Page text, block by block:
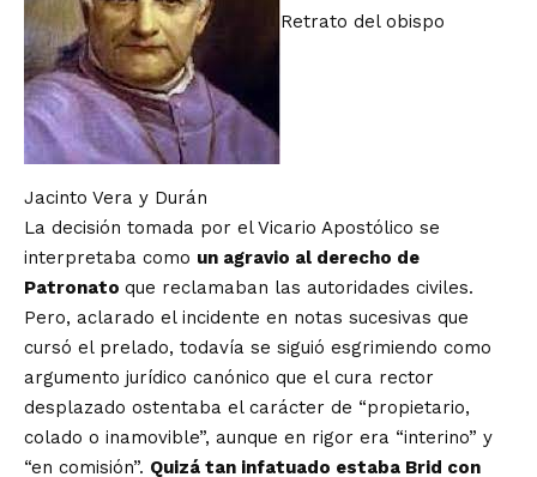
Retrato del obispo
Jacinto Vera y Durán
La decisión tomada por el Vicario Apostólico se
interpretaba como un agravio al derecho de
Patronato que reclamaban las autoridades civiles.
Pero, aclarado el incidente en notas sucesivas que
cursó el prelado, todavía se siguió esgrimiendo como
argumento jurídico canónico que el cura rector
desplazado ostentaba el carácter de “propietario,
colado o inamovible”, aunque en rigor era “interino” y
“en comisión”. Quizá tan infatuado estaba Brid con